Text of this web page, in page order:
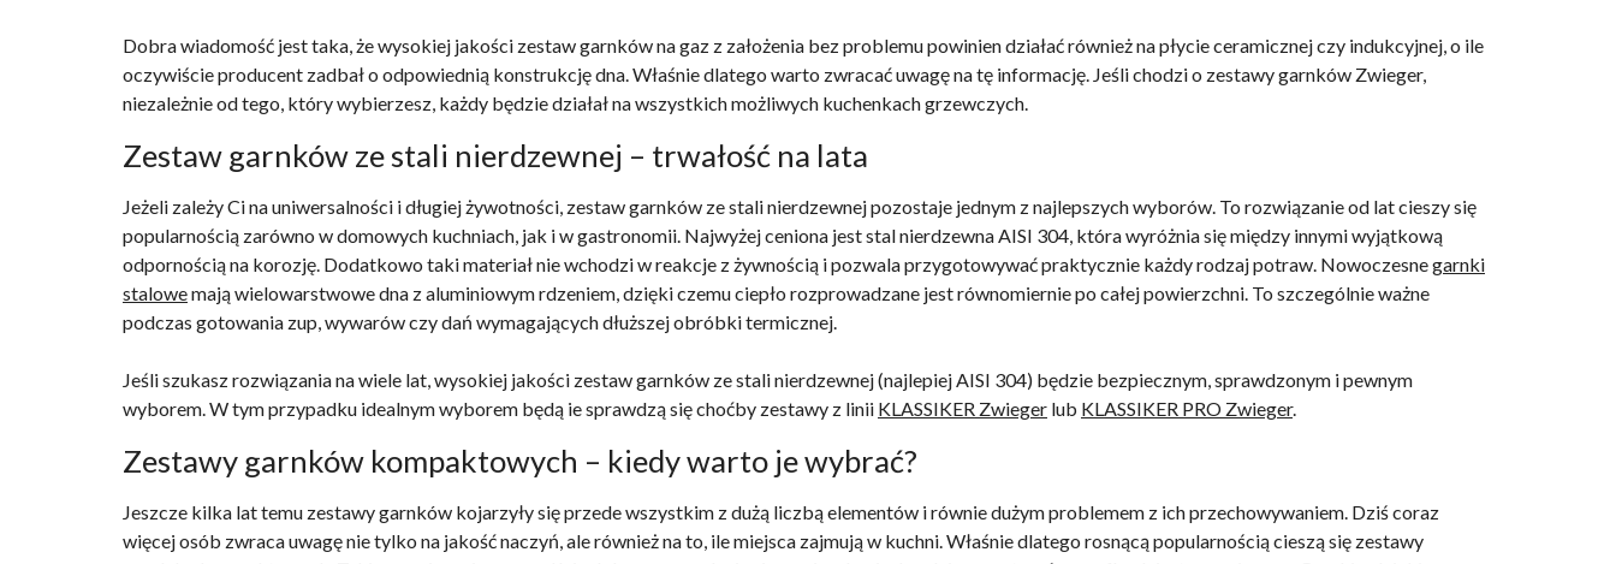
Dobra wiadomość jest taka, że wysokiej jakości zestaw garnków na gaz z założenia bez problemu powinien działać również na płycie ceramicznej czy indukcyjnej, o ile
oczywiście producent zadbał o odpowiednią konstrukcję dna. Właśnie dlatego warto zwracać uwagę na tę informację. Jeśli chodzi o zestawy garnków Zwieger,
niezależnie od tego, który wybierzesz, każdy będzie działał na wszystkich możliwych kuchenkach grzewczych.
Zestaw garnków ze stali nierdzewnej – trwałość na lata
Jeżeli zależy Ci na uniwersalności i długiej żywotności, zestaw garnków ze stali nierdzewnej pozostaje jednym z najlepszych wyborów. To rozwiązanie od lat cieszy się
popularnością zarówno w domowych kuchniach, jak i w gastronomii. Najwyżej ceniona jest stal nierdzewna AISI 304, która wyróżnia się między innymi wyjątkową
odpornością na korozję. Dodatkowo taki materiał nie wchodzi w reakcje z żywnością i pozwala przygotowywać praktycznie każdy rodzaj potraw. Nowoczesnegarnki
stalowemają wielowarstwowe dna z aluminiowym rdzeniem, dzięki czemu ciepło rozprowadzane jest równomiernie po całej powierzchni. To szczególnie ważne
podczas gotowania zup, wywarów czy dań wymagających dłuższej obróbki termicznej.
Jeśli szukasz rozwiązania na wiele lat, wysokiej jakości zestaw garnków ze stali nierdzewnej (najlepiej AISI 304) będzie bezpiecznym, sprawdzonym i pewnym
wyborem. W tym przypadku idealnym wyborem będą ie sprawdzą się choćby zestawy z linii KLASSIKER Zwieger lub KLASSIKER PRO Zwieger.
Zestawy garnków kompaktowych – kiedy warto je wybrać?
Jeszcze kilka lat temu zestawy garnków kojarzyły się przede wszystkim z dużą liczbą elementów i równie dużym problemem z ich przechowywaniem. Dziś coraz
więcej osób zwraca uwagę nie tylko na jakość naczyń, ale również na to, ile miejsca zajmują w kuchni. Właśnie dlatego rosnącą popularnością cieszą się zestawy